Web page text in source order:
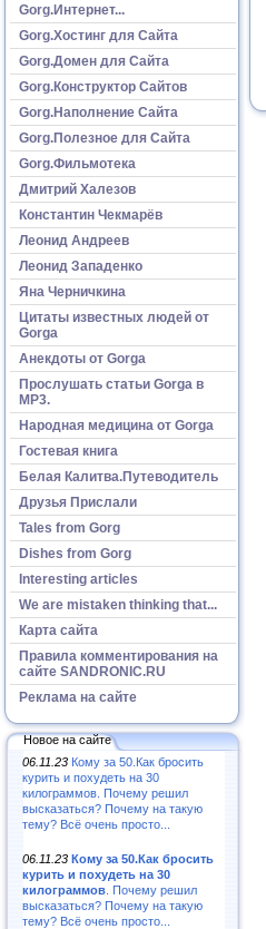
Gorg.Интернет...
Gorg.Хостинг для Сайта
Gorg.Домен для Сайта
Gorg.Конструктор Сайтов
Gorg.Наполнение Сайта
Gorg.Полезное для Сайта
Gorg.Фильмотека
Дмитрий Халезов
Константин Чекмарёв
Леонид Андреев
Леонид Западенко
Яна Черничкина
Цитаты известных людей от
Gorga
Анекдоты от Gorga
Прослушать статьи Gorga в
МР3.
Народная медицина от Gorga
Гостевая книга
Белая Калитва.Путеводитель
Друзья Прислали
Tales from Gorg
Dishes from Gorg
Interesting articles
We are mistaken thinking that...
Карта сайта
Правила комментирования на
сайте SANDRONIC.RU
Реклама на сайте
Новое на сайте
06.11.23 Кому за 50.Как бросить
курить и похудеть на 30
килограммов. Почему решил
высказаться? Почему на такую
тему? Всё очень просто...
06.11.23 Кому за 50.Как бросить
курить и похудеть на 30
килограммов . Почему решил
высказаться? Почему на такую
тему? Всё очень просто...